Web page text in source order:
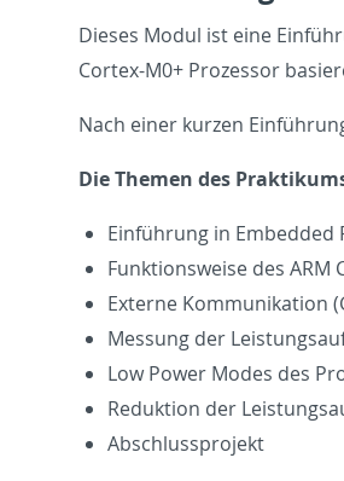
Dieses Modul ist eine
Cor­tex-M0+ Prozes­sor
Nach einer kurzen
Die The­men des
Einführung in
Funk­tion­sweise des
Ex­terne Kom­mu­nika­tion
Mes­sung der
Low Power Modes des
Re­duk­tion der
Ab­schlusspro­jekt